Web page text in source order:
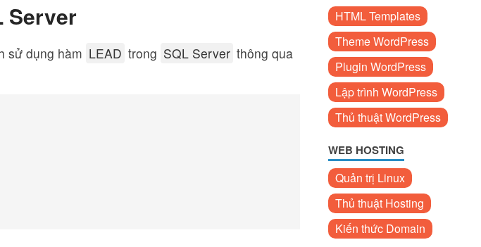
Server
sử dụng hàm LEAD trong SQL Server thông qua
HTML Templates
Theme WordPress
Plugin WordPress
Lập trình WordPress
Thủ thuật WordPress
WEB HOSTING
Quản trị Linux
Thủ thuật Hosting
Kiến thức Domain